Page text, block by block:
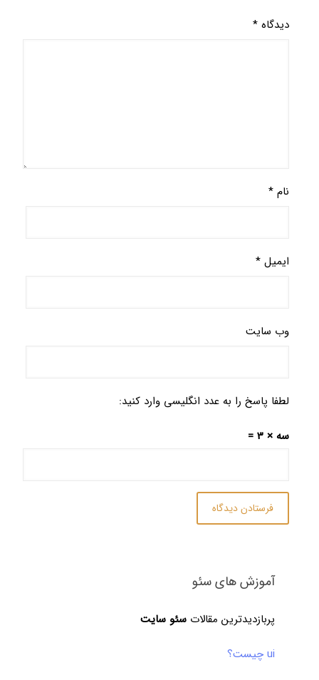
دیدگاه*
نام*
ایمیل*
وب‌ سایت
لطفا پاسخ را به عدد انگلیسی وارد کنید:
سه × 3 =
آموزش های سئو
پربازدیدترین مقالات سئو سایت
ui چیست؟